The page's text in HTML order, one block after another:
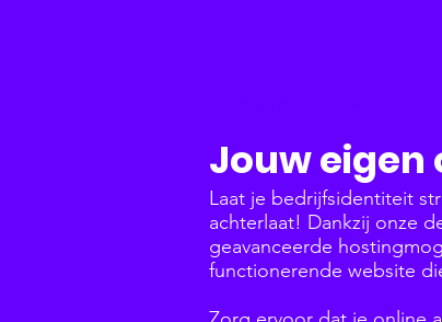
Jouw
Laat je bedrijfsidentiteit
achterlaat! Dankzij onze
geavanceerde
functionerende website